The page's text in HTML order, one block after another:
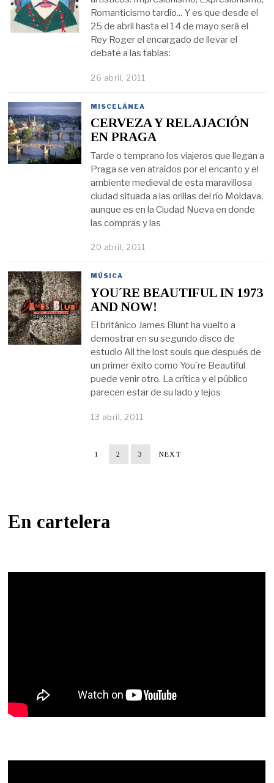
Romanticismo tardío... Y es que desde el
25 de abril hasta el 14 de mayo será el
Rey Roger el encargado de llevar el
debate a las tablas:
26 abril, 2011
MISCELÁNEA
CERVEZA Y RELAJACIÓN
EN PRAGA
Tarde o temprano los viajeros que llegan a
Praga se ven atraídos por el encanto y el
ambiente medieval de esta maravillosa
ciudad situada a las orillas del río Moldava,
aunque es en la Ciudad Nueva en donde
las compras y las
20 abril, 2011
MÚSICA
YOU´RE BEAUTIFUL IN 1973
AND NOW!
El británico James Blunt ha vuelto a
demostrar en su segundo disco de
estudio All the lost souls que después de
un primer éxito como You´re Beautiful
puede venir otro. La crítica y el público
parecen estar de su lado y lejos
13 abril, 2011
1 2 3 NEXT
En cartelera